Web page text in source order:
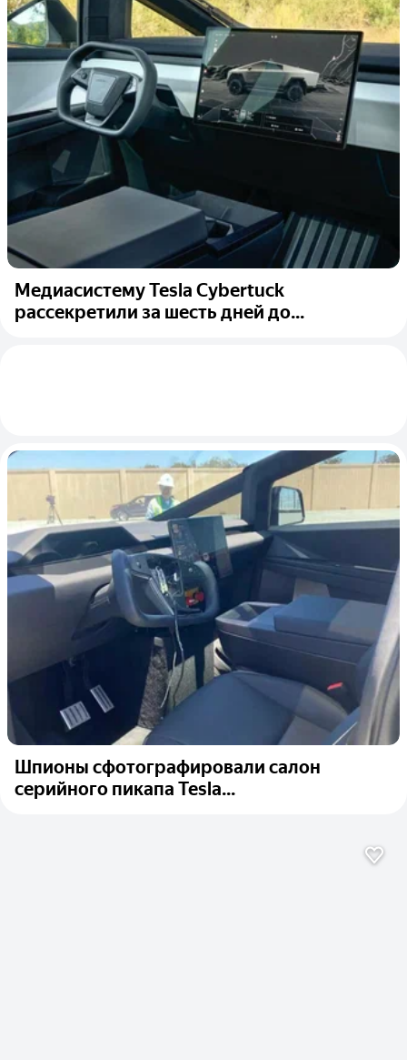
Медиасистему Tesla Cybertuck
рассекретили за шесть дней до...
Шпионы сфотографировали салон
серийного пикапа Tesla...